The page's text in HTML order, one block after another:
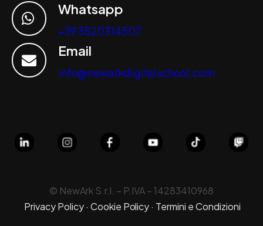
Whatsapp
+39 3520314507
Email
info@newarkdigitalschool.com
© NewArk S.r.l. – P.IVA –14283410968
Privacy Policy· Cookie Policy· Termini e Condizioni